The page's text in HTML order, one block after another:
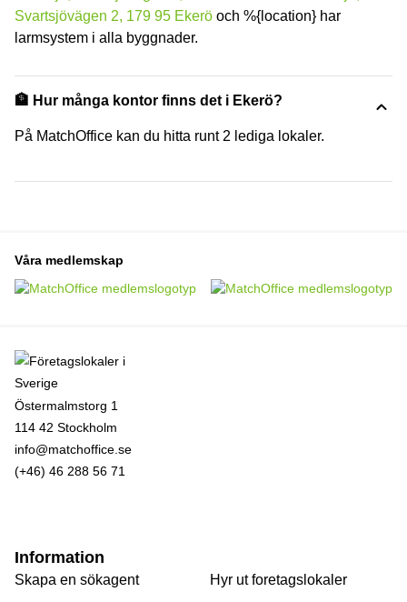
Svartsjövägen 2, 179 95 Ekerö och %{location} har
larmsystem i alla byggnader.
🏦 Hur många kontor finns det i Ekerö?
På MatchOffice kan du hitta runt 2 lediga lokaler.
Våra medlemskap
Östermalmstorg 1
114 42 Stockholm
info@matchoffice.se
(+46) 46 288 56 71
Information
Skapa en sökagent
Hyr ut foretagslokaler